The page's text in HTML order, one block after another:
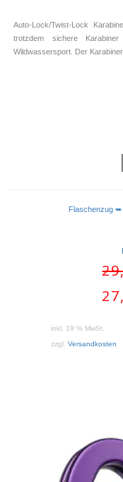
Auto-Lock/Twist-Lock
trotzdem sichere
Wildwassersport. Der
Flaschenzug
inkl. 19 % MwSt.
zzgl.Versandkosten